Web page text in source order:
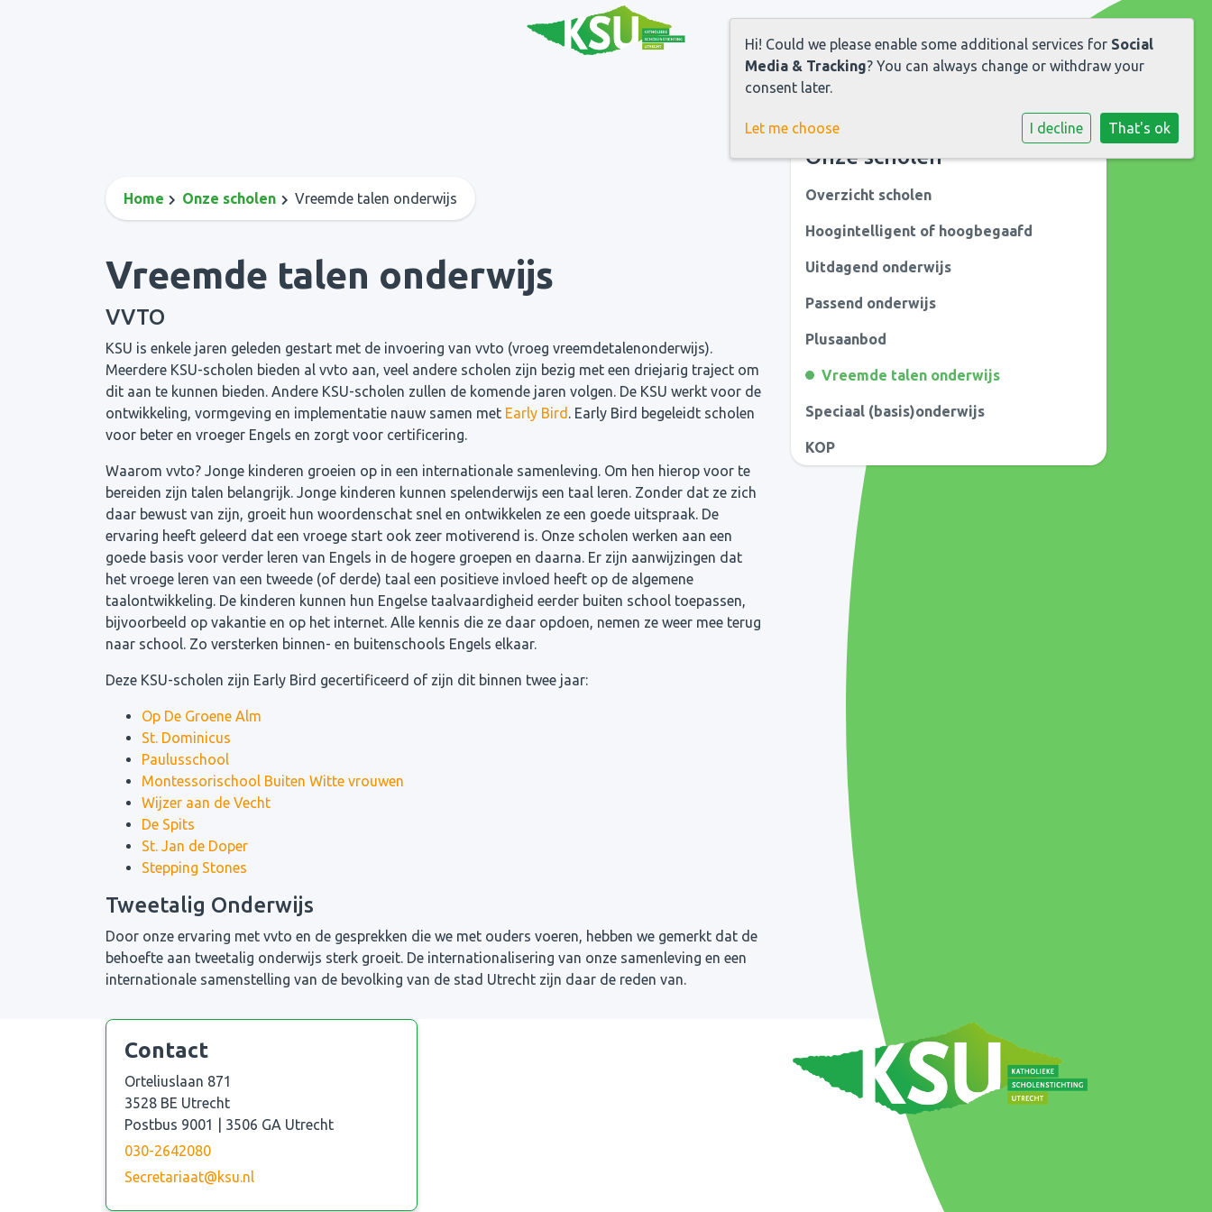
Home Onze scholen Vreemde talen onderwijs
Vreemde talen onderwijs
VVTO
KSU is enkele jaren geleden gestart met de invoering van vvto (vroeg vreemdetalenonderwijs).
Meerdere KSU-scholen bieden al vvto aan, veel andere scholen zijn bezig met een driejarig traject om
dit aan te kunnen bieden. Andere KSU-scholen zullen de komende jaren volgen. De KSU werkt voor de
ontwikkeling, vormgeving en implementatie nauw samen met Early Bird . Early Bird begeleidt scholen
voor beter en vroeger Engels en zorgt voor certificering.
Waarom vvto? Jonge kinderen groeien op in een internationale samenleving. Om hen hierop voor te
bereiden zijn talen belangrijk. Jonge kinderen kunnen spelenderwijs een taal leren. Zonder dat ze zich
daar bewust van zijn, groeit hun woordenschat snel en ontwikkelen ze een goede uitspraak. De
ervaring heeft geleerd dat een vroege start ook zeer motiverend is. Onze scholen werken aan een
goede basis voor verder leren van Engels in de hogere groepen en daarna. Er zijn aanwijzingen dat
het vroege leren van een tweede (of derde) taal een positieve invloed heeft op de algemene
taalontwikkeling. De kinderen kunnen hun Engelse taalvaardigheid eerder buiten school toepassen,
bijvoorbeeld op vakantie en op het internet. Alle kennis die ze daar opdoen, nemen ze weer mee terug
naar school. Zo versterken binnen- en buitenschools Engels elkaar.
Deze KSU-scholen zijn Early Bird gecertificeerd of zijn dit binnen twee jaar:
Op De Groene Alm
St. Dominicus
Paulusschool
Montessorischool Buiten Witte vrouwen
Wijzer aan de Vecht
De Spits
St. Jan de Doper
Stepping Stones
Tweetalig Onderwijs
Door onze ervaring met vvto en de gesprekken die we met ouders voeren, hebben we gemerkt dat de
behoefte aan tweetalig onderwijs sterk groeit. De internationalisering van onze samenleving en een
internationale samenstelling van de bevolking van de stad Utrecht zijn daar de reden van.
Onze scholen
Overzicht scholen
Hoogintelligent of hoogbegaafd
Uitdagend onderwijs
Passend onderwijs
Plusaanbod
Vreemde talen onderwijs
Speciaal (basis)onderwijs
KOP
Contact
Orteliuslaan 871
3528 BE Utrecht
Postbus 9001 | 3506 GA Utrecht
030-2642080
Secretariaat@ksu.nl
Hi! Could we please enable some additional services for Social
Media & Tracking? You can always change or withdraw your
consent later.
Let me choose I decline That's ok